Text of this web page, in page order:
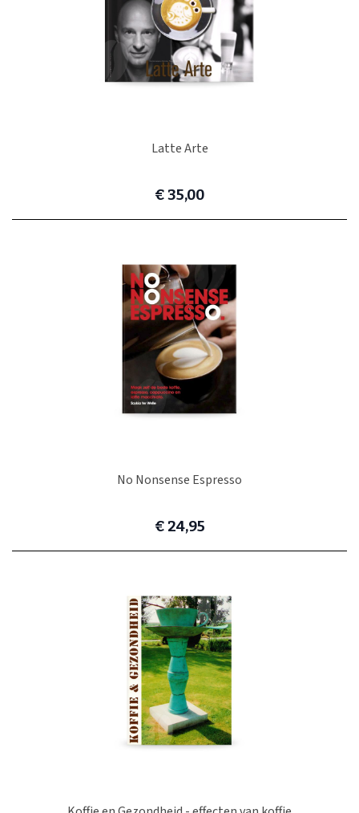
Latte Arte
€ 35,00
No Nonsense Espresso
€ 24,95